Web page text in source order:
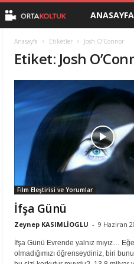
a
K
o
l
t
u
k
ANASAYFA
Anasayfa Etiketler Josh O’Connor
Etiket: Josh
Film Eleştirisi ve Yorumlar
İfşa Günü
Zeynep KASIMLİOGLU - 9 Haziran
İfşa Günü Evrende yalnız mıyız…
olmadığımızı öğrenseydiniz, biri